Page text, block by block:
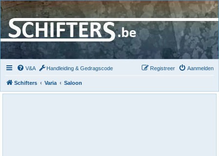
V&A Handleiding & Gedragscode Aanmelden
Registreer
Schifters Varia Saloon